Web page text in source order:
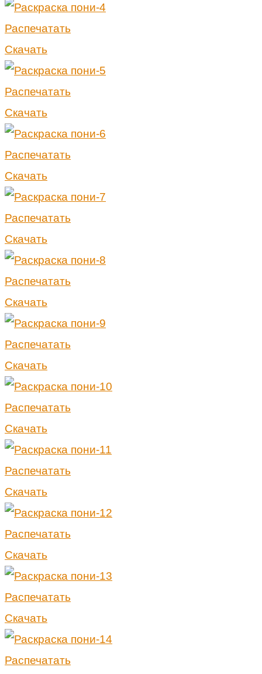
Распечатать
Скачать
Распечатать
Скачать
Распечатать
Скачать
Распечатать
Скачать
Распечатать
Скачать
Распечатать
Скачать
Распечатать
Скачать
Распечатать
Скачать
Распечатать
Скачать
Распечатать
Скачать
Распечатать